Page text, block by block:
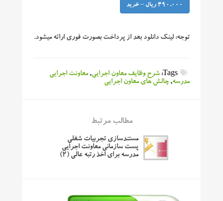
490,000 ریال – خرید
توجه: لینک دانلود بعد از پرداخت بصورت فوری ارائه میشود.
Tags: شرح وظایف معاون اجرایی,معاونت اجرایی
مدرسه,چالش های معاون اجرایی
مطالب مرتبط
مستندسازی تجربیات شغلی
پست سازمانی معاونت اجرایی
مدرسه برای اخذ رتبه عالی (۲)